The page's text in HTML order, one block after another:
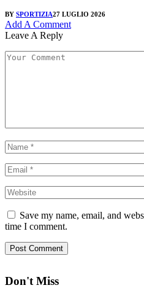
BY SPORTIZIA27 LUGLIO 2026
Add A Comment
Leave A Reply
Save my name, email, and
time I comment.
Don't Miss